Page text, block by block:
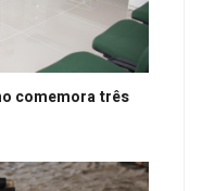
comemora três